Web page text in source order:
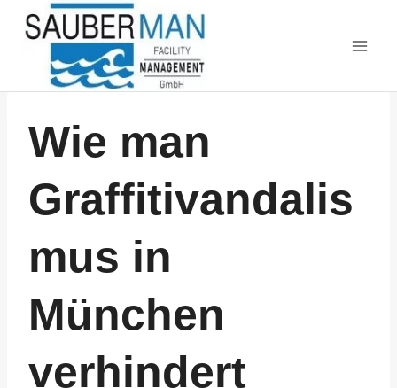
Zum
Inhalt
springen
Wie man
Graffitivandalis
mus in
München
verhindert